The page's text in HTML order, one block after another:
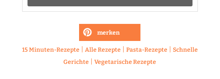
merken
15 Minuten-Rezepte Alle Rezepte Pasta-Rezepte
Schnelle
Gerichte
|Vegetarische Rezepte